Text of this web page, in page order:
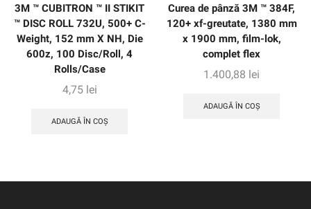
3M ™ CUBITRON ™ II STIKIT
™ DISC ROLL 732U, 500+ C-
Weight, 152 mm X NH, Die
600z, 100 Disc/Roll, 4
Rolls/Case
4,75 lei
ADAUGĂ ÎN COȘ
Curea de pânză 3M ™ 384F,
120+ xf-greutate, 1380 mm
x 1900 mm, film-lok,
complet flex
1.400,88 lei
ADAUGĂ ÎN COȘ